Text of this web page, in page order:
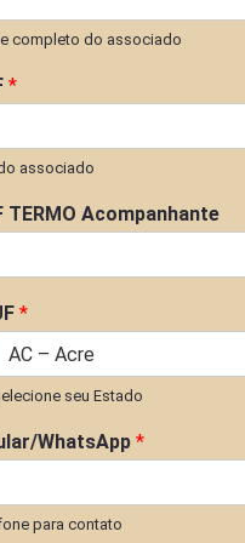
completo do associado
*
associado
TERMO Acompanhante
*
seu Estado
WhatsApp *
para contato